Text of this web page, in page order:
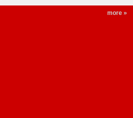
more »